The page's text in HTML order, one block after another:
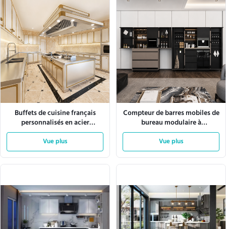
Buffets de cuisine français
personnalisés en acier
inoxydable 304 avec grand
rangement
Vue plus
Compteur de barres mobiles de
bureau modulaire à
emplacement multiples pour
bureaux exécutifs
Vue plus